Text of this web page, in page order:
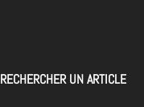
RECHERCHER UN ARTICLE